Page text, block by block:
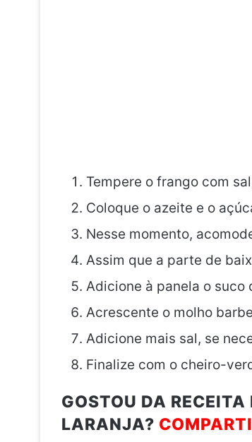
Tempere o frango com
Coloque o azeite e o
Nesse momento,
Assim que a parte de
Adicione à panela o suco
Acrescente o molho
Adicione mais sal, se
Finalize com o cheiro-
GOSTOU DA
LARANJA?